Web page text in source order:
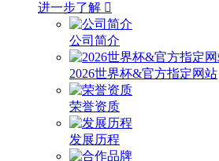
进一步了解 
公司简介
2026世界杯&官方指定网站
荣誉资质
发展历程